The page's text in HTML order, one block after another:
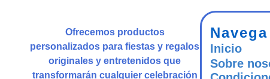
Ofrecemos productos
personalizados para fiestas y regalos
originales y entretenidos que
transformarán cualquier celebración
Navega
Inicio
Sobre